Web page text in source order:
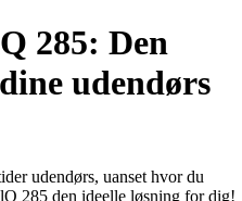
285: Den
udendørs
udendørs, uanset hvor du
285 den ideelle løsning for dig!